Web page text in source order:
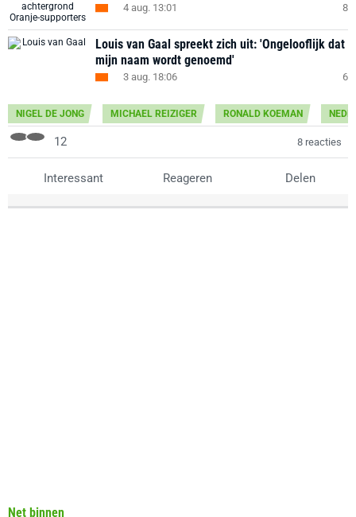
4 aug. 13:01 8
Louis van Gaal spreekt zich uit: 'Ongelooflijk dat
mijn naam wordt genoemd'
3 aug. 18:06 6
NIGEL DE JONG MICHAEL REIZIGER RONALD KOEMAN
12 8 reacties
Interessant Reageren Delen
Net binnen